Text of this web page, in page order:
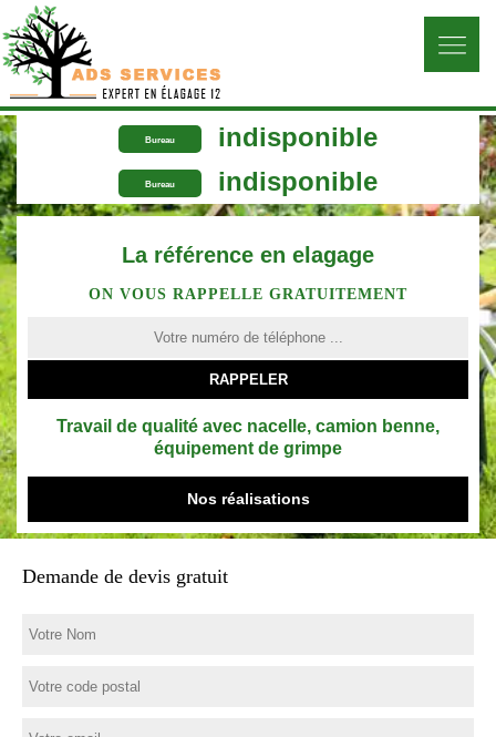
Bureau indisponible
Bureau indisponible
La référence en elagage
ON VOUS RAPPELLE GRATUITEMENT
Travail de qualité avec nacelle, camion benne,
équipement de grimpe
Nos réalisations
Demande de devis gratuit